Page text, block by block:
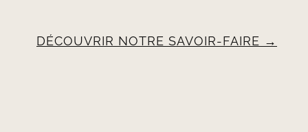
DÉCOUVRIR NOTRE SAVOIR-FAIRE